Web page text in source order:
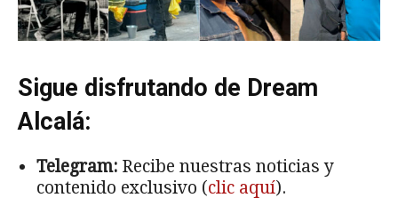
Sigue disfrutando de Dream
Alcalá:
Telegram: Recibe nuestras noticias y
contenido exclusivo (clic aquí).